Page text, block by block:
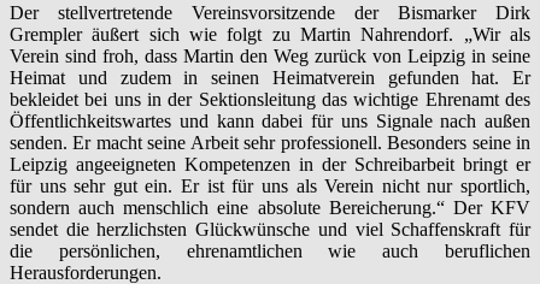
Der stellvertretende Vereinsvorsitzende der Bismarker Dirk
Grempler äußert sich wie folgt zu Martin Nahrendorf. „Wir als
Verein sind froh, dass Martin den Weg zurück von Leipzig in seine
Heimat und zudem in seinen Heimatverein gefunden hat. Er
bekleidet bei uns in der Sektionsleitung das wichtige Ehrenamt des
Öffentlichkeitswartes und kann dabei für uns Signale nach außen
senden. Er macht seine Arbeit sehr professionell. Besonders seine in
Leipzig angeeigneten Kompetenzen in der Schreibarbeit bringt er
für uns sehr gut ein. Er ist für uns als Verein nicht nur sportlich,
sondern auch menschlich eine absolute Bereicherung.“ Der KFV
sendet die herzlichsten Glückwünsche und viel Schaffenskraft für
die persönlichen, ehrenamtlichen wie auch beruflichen
Herausforderungen.